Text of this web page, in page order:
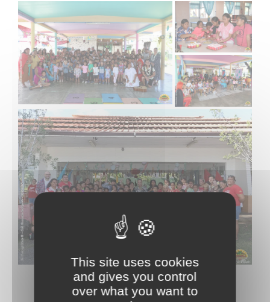
This site uses cookies
and gives you control
over what you want to